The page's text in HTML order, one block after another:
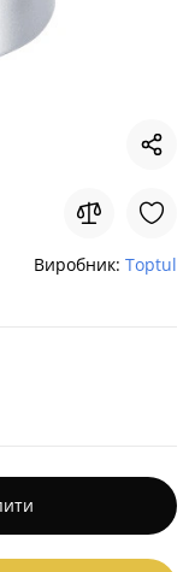
Виробник: Toptul